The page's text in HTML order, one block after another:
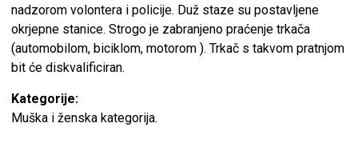
nadzorom volontera i policije. Duž staze su postavljene
okrjepne stanice. Strogo je zabranjeno praćenje trkača
(automobilom, biciklom, motorom ). Trkač s takvom pratnjom
bit će diskvalificiran.
Kategorije:
Muška i ženska kategorija.